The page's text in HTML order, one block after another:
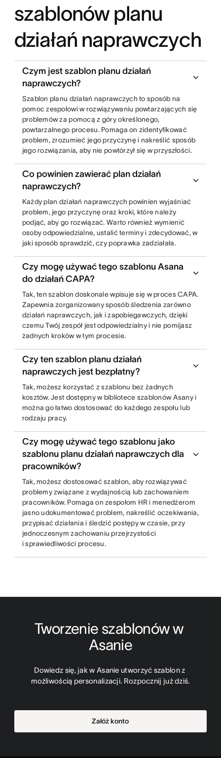
szablonów planu
działań naprawczych
Czym jest szablon planu działań
naprawczych?
Szablon planu działań naprawczych to sposób na
pomoc zespołowi w rozwiązywaniu powtarzających się
problemów za pomocą z góry określonego,
powtarzalnego procesu. Pomaga on zidentyfikować
problem, zrozumieć jego przyczynę i nakreślić sposób
jego rozwiązania, aby nie powtórzył się w przyszłości.
Co powinien zawierać plan działań
naprawczych?
Każdy plan działań naprawczych powinien wyjaśniać
problem, jego przyczynę oraz kroki, które należy
podjąć, aby go rozwiązać. Warto również wymienić
osoby odpowiedzialne, ustalić terminy i zdecydować, w
jaki sposób sprawdzić, czy poprawka zadziałała.
Czy mogę używać tego szablonu Asana
do działań CAPA?
Tak, ten szablon doskonale wpisuje się w proces CAPA.
Zapewnia zorganizowany sposób śledzenia zarówno
działań naprawczych, jak i zapobiegawczych, dzięki
czemu Twój zespół jest odpowiedzialny i nie pomijasz
żadnych kroków w tym procesie.
Czy ten szablon planu działań
naprawczych jest bezpłatny?
Tak, możesz korzystać z szablonu bez żadnych
kosztów. Jest dostępny w bibliotece szablonów Asany i
można go łatwo dostosować do każdego zespołu lub
rodzaju pracy.
Czy mogę używać tego szablonu jako
szablonu planu działań naprawczych dla
pracowników?
Tak, możesz dostosować szablon, aby rozwiązywać
problemy związane z wydajnością lub zachowaniem
pracowników. Pomaga on zespołom HR i menedżerom
jasno udokumentować problem, nakreślić oczekiwania,
przypisać działania i śledzić postępy w czasie, przy
jednoczesnym zachowaniu przejrzystości
i sprawiedliwości procesu.
Tworzenie szablonów w
Asanie
Dowiedz się, jak w Asanie utworzyć szablon z
możliwością personalizacji. Rozpocznij już dziś.
Załóż konto